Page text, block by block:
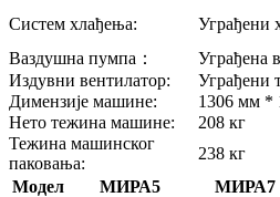
Систем хлађења:
Уграђени
Ваздушна пумпа：
Уграђена
Издувни вентилатор:
Уграђени
Димензије машине:
1306 мм *
Нето тежина машине:
208 кг
Тежина машинског
паковања:
238 кг
Модел
МИРА5 МИРА7